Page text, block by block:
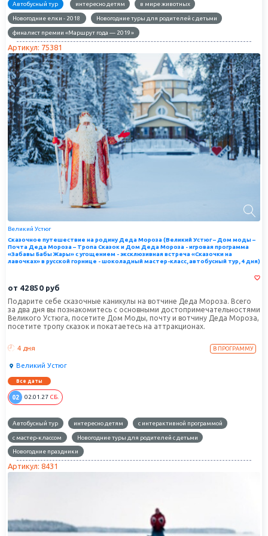
Автобусный тур интересно детям в мире животных
Новогодние елки - 2018 Новогодние туры для родителей с детьми
финалист премии «Маршрут года — 2019»
Артикул: 75381
Великий Устюг
Сказочное путешествие на родину Деда Мороза (Великий Устюг – Дом моды –
Почта Деда Мороза – Тропа Сказок и Дом Деда Мороза - игровая программа
«Забавы Бабы Жары» с угощением - эксклюзивная встреча «Сказочки на
лавочках» в русской горнице - шоколадный мастер-класс, автобусный тур, 4 дня)
от 42850 руб
Подарите себе сказочные каникулы на вотчине Деда Мороза. Всего
за два дня вы познакомитесь с основными достопримечательностями
Великого Устюга, посетите Дом Моды, почту и вотчину Деда Мороза,
посетите тропу сказок и покатаетесь на аттракционах.
4 дня В ПРОГРАММУ
Великий Устюг
Все даты
02 02.01.27 СБ.
Автобусный тур интересно детям с интерактивной программой
с мастер-классом Новогодние туры для родителей с детьми
Новогодние праздники
Артикул: 8431